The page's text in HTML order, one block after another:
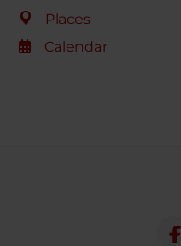
Places
Calendar